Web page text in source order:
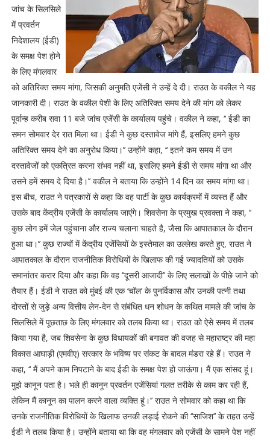
जांच के सिलसिले
में प्रवर्तन
निदेशालय (ईडी)
के समक्ष पेश होने
के लिए मंगलवार
को अतिरिक्त समय मांगा, जिसकी अनुमति एजेंसी ने उन्हें दे दी। राउत के वकील ने यह
जानकारी दी। राउत के वकील पेशी के लिए अतिरिक्त समय देने की मांग को लेकर
पूर्वान्ह करीब सवा 11 बजे जांच एजेंसी के कार्यालय पहुंचे। वकील ने कहा, ‘‘ ईडी का
समन सोमवार देर रात मिला था। ईडी ने कुछ दस्तावेज मांगे हैं, इसलिए हमने कुछ
अतिरिक्त समय देने का अनुरोध किया।’’ उन्होंने कहा, ‘‘ इतने कम समय में उन
दस्तावेजों को एकत्रित करना संभव नहीं था, इसलिए हमने ईडी से समय मांगा था और
उसने हमें समय दे दिया है।’’ वकील ने बताया कि उन्होंने 14 दिन का समय मांगा था।
इस बीच, राउत ने पत्रकारों से कहा कि वह पार्टी के कुछ कार्यक्रमों में व्यस्त हैं और
उसके बाद केंद्रीय एजेंसी के कार्यालय जाएंगे। शिवसेना के प्रमुख प्रवक्ता ने कहा, ‘‘
कुछ लोग हमें जेल पहुंचाना और राज्य चलाना चाहते है, जैसा कि आपातकाल के दौरान
हुआ था।’’ कुछ राज्यों में केंद्रीय एजेंसियों के इस्तेमाल का उल्लेख करते हुए, राउत ने
आपातकाल के दौरान राजनीतिक विरोधियों के खिलाफ की गई ज्यादतियों को उसके
समानांतर करार दिया और कहा कि वह ‘‘दूसरी आजादी’’ के लिए सलाखों के पीछे जाने को
तैयार हैं। ईडी ने राउत को मुंबई की एक ‘चॉल’ के पुनर्विकास और उनकी पत्नी तथा
दोस्तों से जुड़े अन्य वित्तीय लेन-देन से संबंधित धन शोधन के कथित मामले की जांच के
सिलसिले में पूछताछ के लिए मंगलवार को तलब किया था। राउत को ऐसे समय में तलब
किया गया है, जब शिवसेना के कुछ विधायकों की बगावत की वजह से महाराष्ट्र की महा
विकास आघाड़ी (एमवीए) सरकार के भविष्य पर संकट के बादल मंडरा रहे हैं। राउत ने
कहा, ‘‘ मैं अपने काम निपटाने के बाद ईडी के समक्ष पेश हो जाऊंगा। मैं एक सांसद हूं।
मुझे कानून पता है। भले ही कानून प्रवर्तन एजेंसियां गलत तरीके से काम कर रही हैं,
लेकिन मैं कानून का पालन करने वाला व्यक्ति हूं।’’ राउत ने सोमवार को कहा था कि
उनके राजनीतिक विरोधियों के खिलाफ उनकी लड़ाई रोकने की ‘‘साजिश’’ के तहत उन्हें
ईडी ने तलब किया है। उन्होंने बताया था कि वह मंगलवार को एजेंसी के सामने पेश नहीं